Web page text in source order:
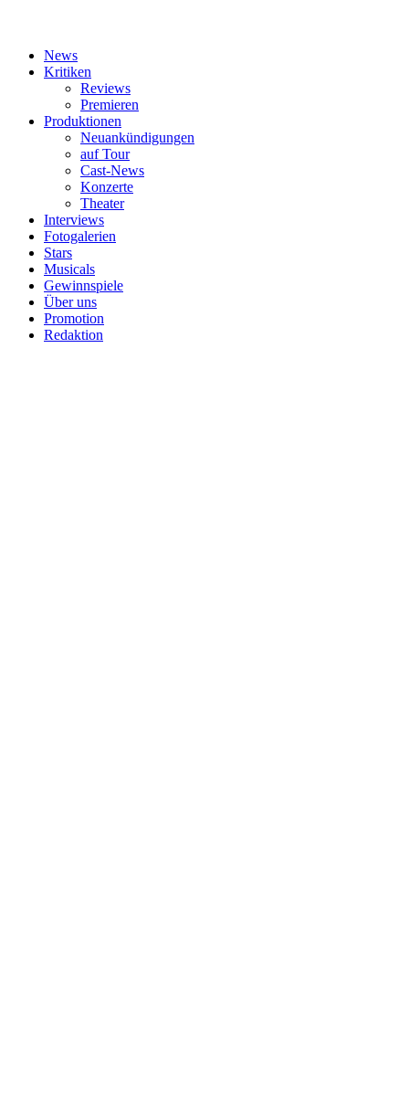
News
Kritiken
Reviews
Premieren
Produktionen
Neuankündigungen
auf Tour
Cast-News
Konzerte
Theater
Interviews
Fotogalerien
Stars
Musicals
Gewinnspiele
Über uns
Promotion
Redaktion